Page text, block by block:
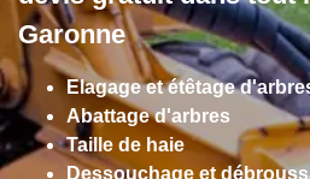
Garonne
Elagage et étêtage
Abattage d'arbres
Taille de haie
Dessouchage et